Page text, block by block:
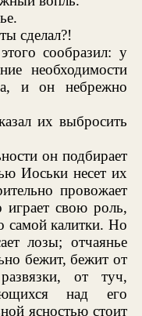
сделал?!
сообразил: у
необходимости
и он небрежно
их выбросить
он подбирает
Иоськи несет их
провожает
играет свою роль,
самой калитки. Но
лозы; отчаянье
бежит, бежит от
от туч,
над его
ясностью стоит